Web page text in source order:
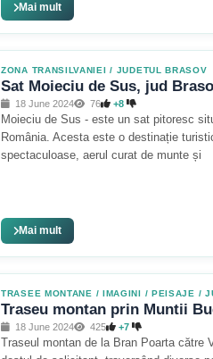
Mai mult
ZONA TRANSILVANIEI / JUDETUL BRASOV
Sat Moieciu de Sus, jud
18 June 2024 76 +8
Moieciu de Sus - este un sat pitoresc
România. Acesta este o destinație
spectaculoase, aerul curat de munte și
Mai mult
TRASEE MONTANE / IMAGINI / PEISAJE /
Traseu montan prin Muntii
18 June 2024 425 +7
Traseul montan de la Bran Poarta către